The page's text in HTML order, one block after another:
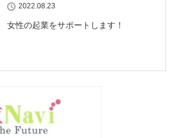
2022.08.23
女性の起業をサポートします！